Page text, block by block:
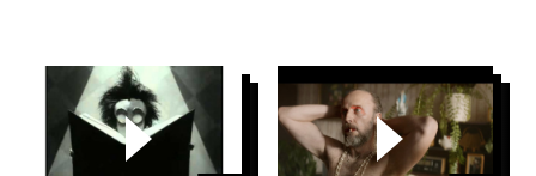
Stories
PYD
2020